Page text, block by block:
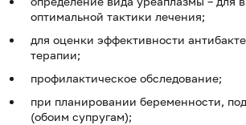
оптимальной тактики лечения;
для оценки эффективности
терапии;
профилактическое обследование;
при планировании беременности,
(обоим супругам);